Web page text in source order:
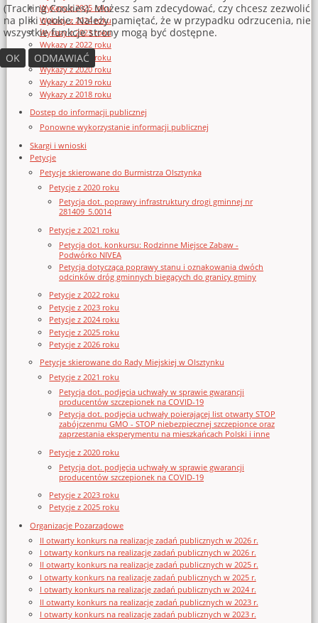
Wykazy z 2025 roku
Wykazy z 2024 roku
Wykazy z 2023 roku
Wykazy z 2022 roku
Wykazy z 2021 roku
Wykazy z 2020 roku
Wykazy z 2019 roku
Wykazy z 2018 roku
Dostęp do informacji publicznej
Ponowne wykorzystanie informacji publicznej
Skargi i wnioski
Petycje
Petycje skierowane do Burmistrza Olsztynka
Petycje z 2020 roku
Petycja dot. poprawy infrastruktury drogi gminnej nr
281409_5.0014
Petycje z 2021 roku
Petycja dot. konkursu: Rodzinne Miejsce Zabaw -
Podwórko NIVEA
Petycja dotycząca poprawy stanu i oznakowania dwóch
odcinków dróg gminnych biegących do granicy gminy
Petycje z 2022 roku
Petycje z 2023 roku
Petycje z 2024 roku
Petycje z 2025 roku
Petycje z 2026 roku
Petycje skierowane do Rady Miejskiej w Olsztynku
Petycje z 2021 roku
Petycja dot. podjęcia uchwały w sprawie gwarancji
producentów szczepionek na COVID-19
Petycja dot. podjęcia uchwały poierającej list otwarty STOP
zabójczenmu GMO - STOP niebezpiecznej szczepionce oraz
zaprzestania eksperymentu na mieszkańcach Polski i inne
Petycje z 2020 roku
Petycja dot. podjęcia uchwały w sprawie gwarancji
producentów szczepionek na COVID-19
Petycje z 2023 roku
Petycje z 2025 roku
Organizacje Pozarządowe
II otwarty konkurs na realizację zadań publicznych w 2026 r.
I otwarty konkurs na realizację zadań publicznych w 2026 r.
II otwarty konkurs na realizację zadań publicznych w 2025 r.
I otwarty konkurs na realizację zadań publicznych w 2025 r.
I otwarty konkurs na realizację zadań publicznych w 2024 r.
II otwarty konkurs na realizację zadań publicznych w 2023 r.
I otwarty konkurs na realizację zadań publicznych w 2023 r.
(Tracking Cookies). Możesz sam zdecydować, czy chcesz zezwolić
na pliki cookie. Należy pamiętać, że w przypadku odrzucenia, nie
wszystkie funkcje strony mogą być dostępne.
OK
ODMAWIAĆ